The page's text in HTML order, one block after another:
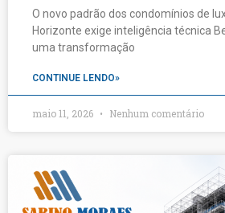
O novo padrão dos condomínios de
Horizonte exige inteligência técnica
uma transformação
CONTINUE LENDO»
maio 11, 2026 Nenhum comentário